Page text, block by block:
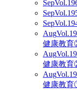
Sep
Sep
Sep
Aug
健康教
Aug
健康教
Aug
健康教